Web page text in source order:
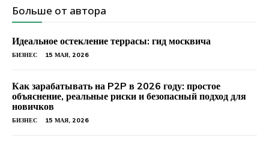
Больше от автора
Идеальное остекление террасы: гид москвича
БИЗНЕС 15 МАЯ, 2026
Как зарабатывать на P2P в 2026 году: простое
объяснение, реальные риски и безопасный подход для
новичков
БИЗНЕС 15 МАЯ, 2026